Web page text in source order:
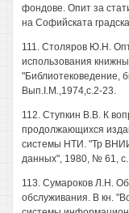
фондове. Опит за
на Софийската
111. Столяров Ю.Н.
использования
"Библиотековедение,
Вып.I.M.,1974,с.2-23.
112. Ступкин В.В. К
продолжающихся
системы НТИ. "Тр
данных", 1980, № 61,
113. Сумароков Л.Н.
обслуживания. В кн.